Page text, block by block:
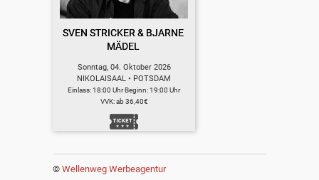
SVEN STRICKER & BJARNE
MÄDEL
Sonntag, 04. Oktober 2026
NIKOLAISAAL • POTSDAM
Einlass: 18:00 Uhr Beginn: 19:00 Uhr
VVK: ab 36,40€
© Wellenweg Werbeagentur